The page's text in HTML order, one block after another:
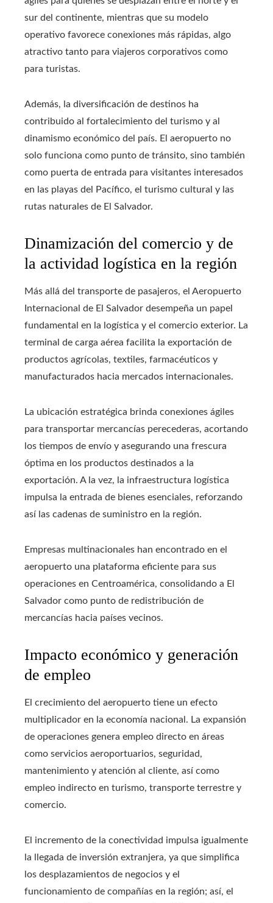
sur del continente, mientras que su modelo
operativo favorece conexiones más rápidas, algo
atractivo tanto para viajeros corporativos como
para turistas.
Además, la diversificación de destinos ha
contribuido al fortalecimiento del turismo y al
dinamismo económico del país. El aeropuerto no
solo funciona como punto de tránsito, sino también
como puerta de entrada para visitantes interesados
en las playas del Pacífico, el turismo cultural y las
rutas naturales de El Salvador.
Dinamización del comercio y de
la actividad logística en la región
Más allá del transporte de pasajeros, el Aeropuerto
Internacional de El Salvador desempeña un papel
fundamental en la logística y el comercio exterior. La
terminal de carga aérea facilita la exportación de
productos agrícolas, textiles, farmacéuticos y
manufacturados hacia mercados internacionales.
La ubicación estratégica brinda conexiones ágiles
para transportar mercancías perecederas, acortando
los tiempos de envío y asegurando una frescura
óptima en los productos destinados a la
exportación. A la vez, la infraestructura logística
impulsa la entrada de bienes esenciales, reforzando
así las cadenas de suministro en la región.
Empresas multinacionales han encontrado en el
aeropuerto una plataforma eficiente para sus
operaciones en Centroamérica, consolidando a El
Salvador como punto de redistribución de
mercancías hacia países vecinos.
Impacto económico y generación
de empleo
El crecimiento del aeropuerto tiene un efecto
multiplicador en la economía nacional. La expansión
de operaciones genera empleo directo en áreas
como servicios aeroportuarios, seguridad,
mantenimiento y atención al cliente, así como
empleo indirecto en turismo, transporte terrestre y
comercio.
El incremento de la conectividad impulsa igualmente
la llegada de inversión extranjera, ya que simplifica
los desplazamientos de negocios y el
funcionamiento de compañías en la región; así, el